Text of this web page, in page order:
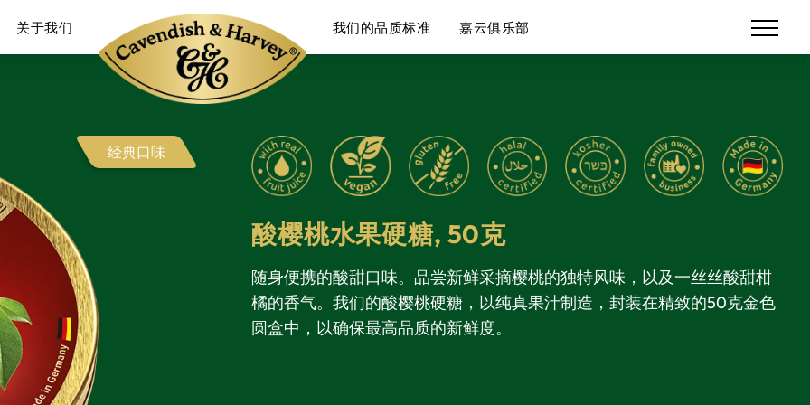
关于我们 我们的品质标准 嘉云俱乐部
经典口味
酸樱桃水果硬糖, 50克
随身便携的酸甜口味。品尝新鲜采摘樱桃的独特风味，以及一丝丝酸甜柑
橘的香气。我们的酸樱桃硬糖，以纯真果汁制造，封装在精致的50克金色
圆盒中，以确保最高品质的新鲜度。